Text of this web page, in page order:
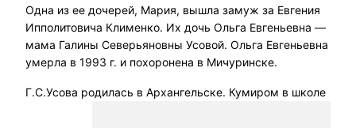
Одна из ее дочерей, Мария, вышла замуж за Евгения
Ипполитовича Клименко. Их дочь Ольга Евгеньевна —
мама Галины Северьяновны Усовой. Ольга Евгеньевна
умерла в 1993 г. и похоронена в Мичуринске.
Г.С.Усова родилась в Архангельске. Кумиром в школе